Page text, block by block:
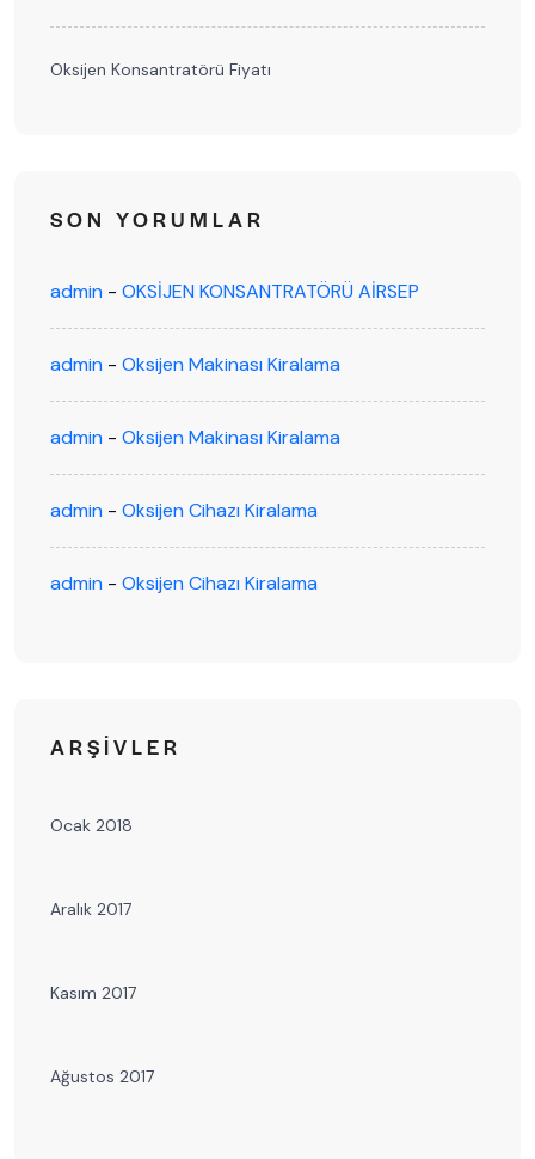
Oksijen Konsantratörü Fiyatı
SON YORUMLAR
admin - OKSİJEN KONSANTRATÖRÜ AİRSEP
admin - Oksijen Makinası Kiralama
admin - Oksijen Makinası Kiralama
admin - Oksijen Cihazı Kiralama
admin - Oksijen Cihazı Kiralama
ARŞIVLER
Ocak 2018
Aralık 2017
Kasım 2017
Ağustos 2017